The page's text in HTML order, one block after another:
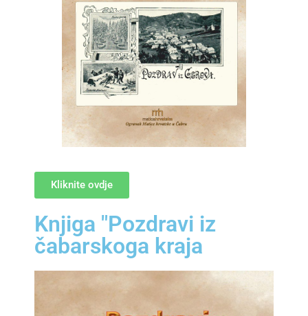
Kliknite ovdje
Knjiga "Pozdravi iz
čabarskoga kraja